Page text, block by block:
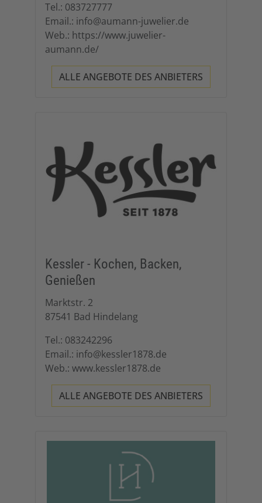
Tel.: 083727777
Email.: info@aumann-juwelier.de
Web.: https://www.juwelier-
aumann.de/
ALLE ANGEBOTE DES ANBIETERS
Kessler - Kochen, Backen,
Genießen
Marktstr. 2
87541 Bad Hindelang
Tel.: 083242296
Email.: info@kessler1878.de
Web.: www.kessler1878.de
ALLE ANGEBOTE DES ANBIETERS